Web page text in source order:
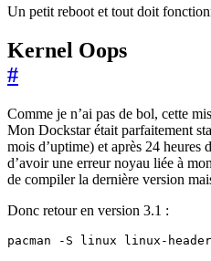
Un petit reboot et tout doit
Kernel Oops
#
Comme je n’ai pas de bol, cette
Mon Dockstar était parfaitement
mois d’uptime) et après 24 heures
d’avoir une erreur noyau liée à
de compiler la dernière version
Donc retour en version 3.1 :